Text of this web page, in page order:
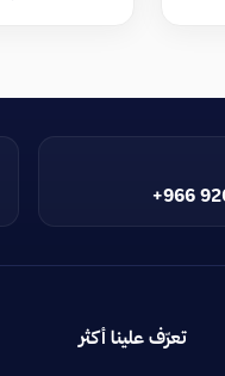
+966
تعرّف علينا أكثر